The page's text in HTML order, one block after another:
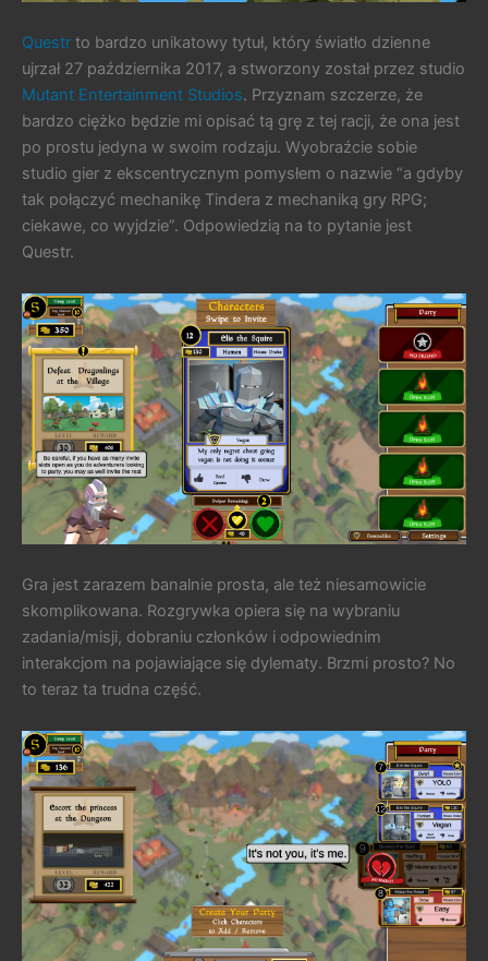
Questr to bardzo unikatowy tytuł, który światło dzienne
ujrzał 27 października 2017, a stworzony został przez studio
Mutant Entertainment Studios. Przyznam szczerze, że
bardzo ciężko będzie mi opisać tą grę z tej racji, że ona jest
po prostu jedyna w swoim rodzaju. Wyobraźcie sobie
studio gier z ekscentrycznym pomysłem o nazwie “a gdyby
tak połączyć mechanikę Tindera z mechaniką gry RPG;
ciekawe, co wyjdzie”. Odpowiedzią na to pytanie jest
Questr.
Gra jest zarazem banalnie prosta, ale też niesamowicie
skomplikowana. Rozgrywka opiera się na wybraniu
zadania/misji, dobraniu członków i odpowiednim
interakcjom na pojawiające się dylematy. Brzmi prosto? No
to teraz ta trudna część.